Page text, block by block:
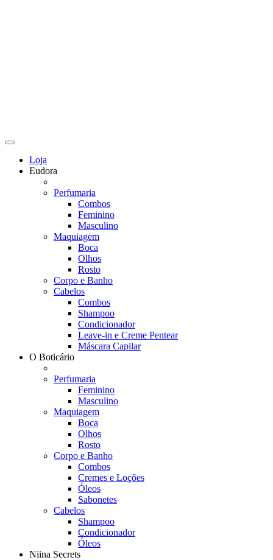
Loja
Eudora
Perfumaria
Combos
Feminino
Masculino
Maquiagem
Boca
Olhos
Rosto
Corpo e Banho
Cabelos
Combos
Shampoo
Condicionador
Leave-in e Creme Pentear
Máscara Capilar
O Boticário
Perfumaria
Feminino
Masculino
Maquiagem
Boca
Olhos
Rosto
Corpo e Banho
Combos
Cremes e Loções
Óleos
Sabonetes
Cabelos
Shampoo
Condicionador
Óleos
Niina Secrets